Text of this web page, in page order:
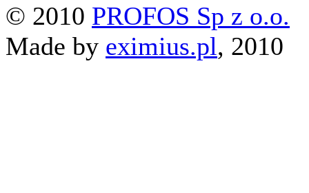
© 2010 PROFOS Sp z o.o.
Made by eximius.pl, 2010